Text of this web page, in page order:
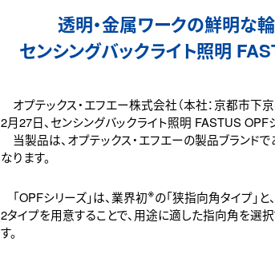
透明・金属ワークの鮮明な
センシングバックライト照明
オプテックス・エフエー株式会社（本社：京都市下
2月27日、センシングバックライト照明 FASTUS OPF
当製品は、オプテックス・エフエーの製品ブランドで
なります。
「OPFシリーズ」は、業界初※の「狭指向角タイプ」
2タイプを用意することで、用途に適した指向角を選
す。